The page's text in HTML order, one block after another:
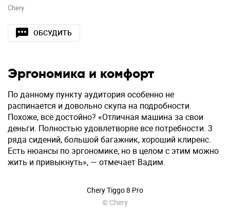
Chery
ОБСУДИТЬ
Эргономика и комфорт
По данному пункту аудитория особенно не
распинается и довольно скупа на подробности.
Похоже, всё достойно? «Отличная машина за свои
деньги. Полностью удовлетворяе все потребности. 3
ряда сидений, большой багажник, хороший клиренс.
Есть нюансы по эргономике, но в целом с этим можно
жить и привыкнуть», — отмечает Вадим.
Chery Tiggo 8 Pro
© Chery